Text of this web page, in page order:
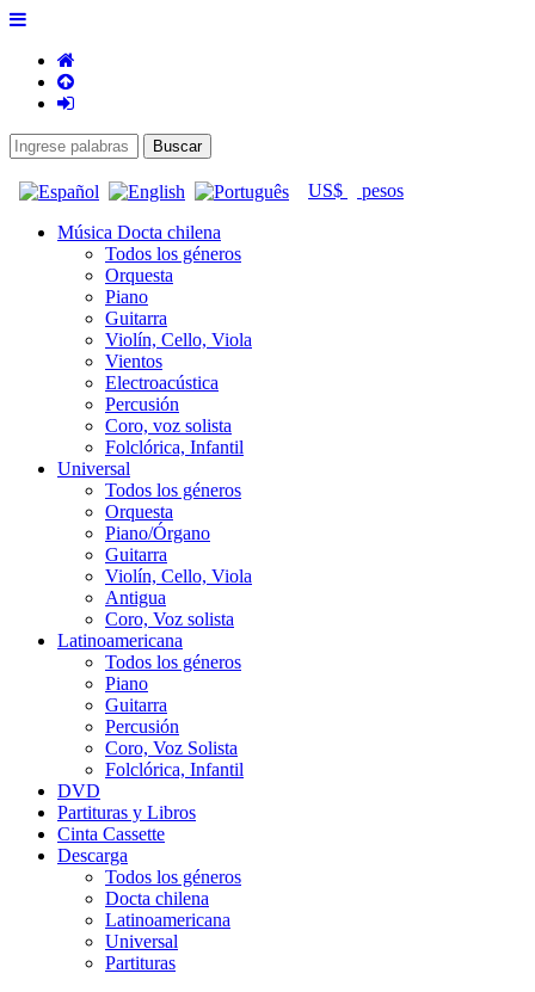
US$ pesos
Música Docta chilena
Todos los géneros
Orquesta
Piano
Guitarra
Violín, Cello, Viola
Vientos
Electroacústica
Percusión
Coro, voz solista
Folclórica, Infantil
Universal
Todos los géneros
Orquesta
Piano/Órgano
Guitarra
Violín, Cello, Viola
Antigua
Coro, Voz solista
Latinoamericana
Todos los géneros
Piano
Guitarra
Percusión
Coro, Voz Solista
Folclórica, Infantil
DVD
Partituras y Libros
Cinta Cassette
Descarga
Todos los géneros
Docta chilena
Latinoamericana
Universal
Partituras